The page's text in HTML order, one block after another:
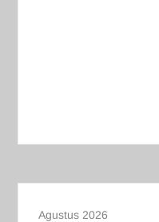
Agustus 2026